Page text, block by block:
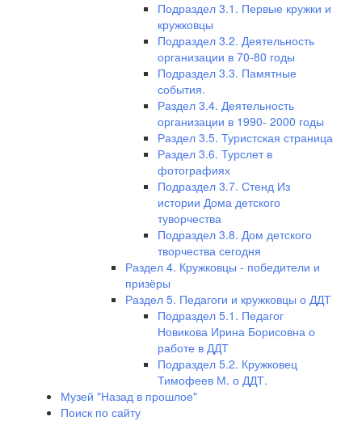
Подраздел 3.1. Первые кружки и
кружковцы
Подраздел 3.2. Деятельность
организации в 70-80 годы
Подраздел 3.3. Памятные
события.
Раздел 3.4. Деятельность
организации в 1990- 2000 годы
Раздел 3.5. Туристская страница
Раздел 3.6. Турслет в
фотографиях
Подраздел 3.7. Стенд Из
истории Дома детского
туворчества
Подраздел 3.8. Дом детского
творчества сегодня
Раздел 4. Кружковцы - победители и
призёры
Раздел 5. Педагоги и кружковцы о ДДТ
Подраздел 5.1. Педагог
Новикова Ирина Борисовна о
работе в ДДТ
Подраздел 5.2. Кружковец
Тимофеев М. о ДДТ.
Музей "Назад в прошлое"
Поиск по сайту